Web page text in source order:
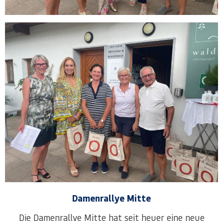
Damenrallye Mitte
Die Damenrallye Mitte hat seit heuer eine neue